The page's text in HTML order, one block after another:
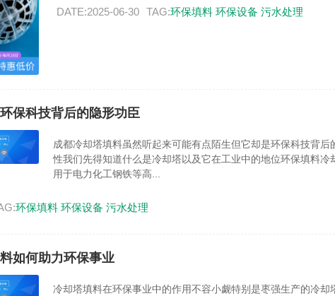
DATE:2025-06-30 TAG:环保填料 环保设备 污水处理
保科技背后的隐形功臣
成都冷却塔填料虽然听起来可能有点陌生但它却是环保科技背
性我们先得知道什么是冷却塔以及它在工业中的地位环保填料
用于电力化工钢铁等高...
环保填料 环保设备 污水处理
如何助力环保事业
冷却塔填料在环保事业中的作用不容小觑特别是枣强生产的冷